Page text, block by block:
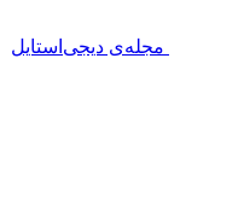
مجله‌ی دیجی‌استایل